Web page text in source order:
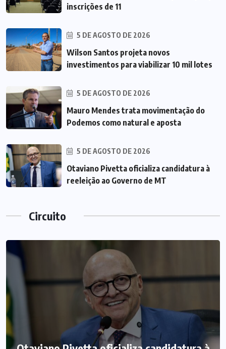
inscrições de 11
5 DE AGOSTO DE 2026
Wilson Santos projeta novos
investimentos para viabilizar 10 mil lotes
5 DE AGOSTO DE 2026
Mauro Mendes trata movimentação do
Podemos como natural e aposta
5 DE AGOSTO DE 2026
Otaviano Pivetta oficializa candidatura à
reeleição ao Governo de MT
Circuito